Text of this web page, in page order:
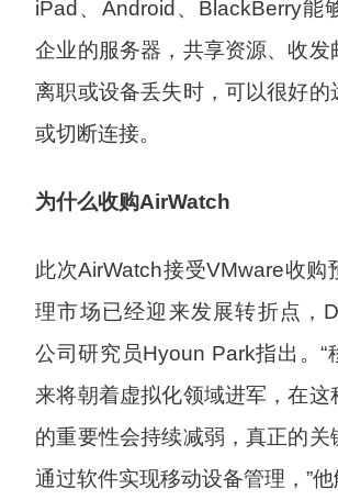
iPad、Android、BlackBerry能
企业的服务器，共享资源、收发
离职或设备丢失时，可以很好的
或切断连接。
为什么收购AirWatch
此次AirWatch接受VMware收购
理市场已经迎来发展转折点，
公司研究员Hyoun Park指出。“
来将朝着虚拟化领域进军，在这
的重要性会持续减弱，真正的关
通过软件实现移动设备管理，”他